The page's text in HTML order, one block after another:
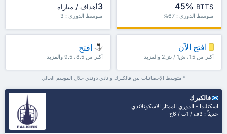
45% BTTS
متوسط الدوري : 67%
3أهداف / مباراة
متوسط الدوري : 3
افتح الآن
أكثر من 1.5، ش1 / ش2 والمزيد
افتح
أكثر من 8.5، 9.5 والمزيد
* متوسط الإحصائيات بين فالكيرك و نادي دوندي خلال الموسم الحالي
فالكيرك
اسكتلندا - الدوري الممتاز الاسكوتلاندي
حديثاً : 3ف / 1ت / 6خ